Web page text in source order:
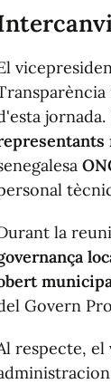
la
Govern
respecte,